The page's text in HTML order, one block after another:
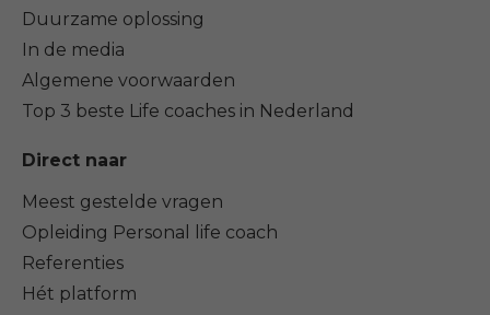
Duurzame oplossing
In de media
Algemene voorwaarden
Top 3 beste Life coaches in Nederland
Direct naar
Meest gestelde vragen
Opleiding Personal life coach
Referenties
Hét platform